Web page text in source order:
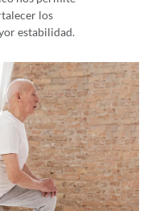
los
estabilidad.